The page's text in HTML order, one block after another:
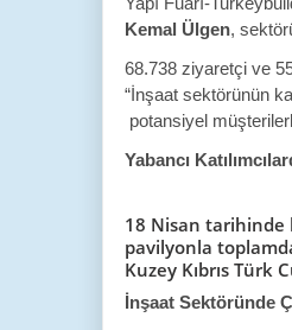
Kemal Ülgen,
68.738 ziyaretçi ve
“İnşaat sektörünün
potansiyel
Yabancı
18 Nisan tarihinde
pavilyonla
Kuzey Kıbrıs
İnşaat Sektöründe